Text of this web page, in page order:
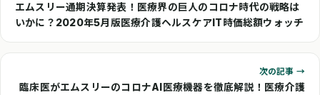
エムスリー通期決算発表！医療界の巨人のコロナ時代の戦略は
いかに？2020年5月版医療介護ヘルスケアIT時価総額ウォッチ
次の記事 →
臨床医がエムスリーのコロナAI医療機器を徹底解説！医療介護